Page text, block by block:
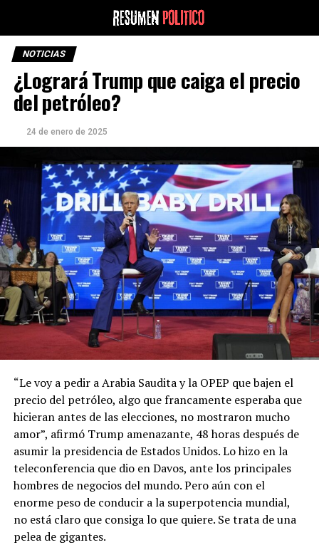
NOTICIAS
¿Logrará Trump que caiga el precio
del petróleo?
24 de enero de 2025
“Le voy a pedir a Arabia Saudita y la OPEP que bajen el
precio del petróleo, algo que francamente esperaba que
hicieran antes de las elecciones, no mostraron mucho
amor”, afirmó Trump amenazante, 48 horas después de
asumir la presidencia de Estados Unidos. Lo hizo en la
teleconferencia que dio en Davos, ante los principales
hombres de negocios del mundo. Pero aún con el
enorme peso de conducir a la superpotencia mundial,
no está claro que consiga lo que quiere. Se trata de una
pelea de gigantes.